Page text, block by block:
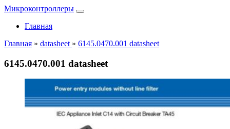
Микроконтроллеры
Главная
Главная » datasheet » 6145.0470.001 datasheet
6145.0470.001 datasheet